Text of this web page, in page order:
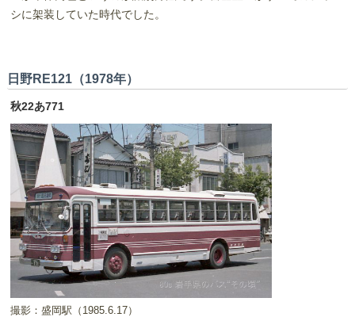
シに架装していた時代でした。
日野RE121（1978年）
秋22あ771
撮影：盛岡駅（1985.6.17）